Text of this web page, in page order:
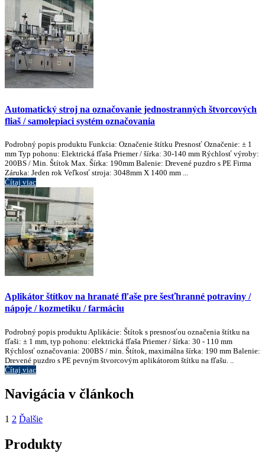
Automatický stroj na označovanie jednostranných štvorcových
fliaš / samolepiaci systém označovania
Podrobný popis produktu Funkcia: Označenie štítku Presnosť Označenie: ± 1
mm Typ pohonu: Elektrická fľaša Priemer / šírka: 30-140 mm Rýchlosť výroby:
200BS / Min. Štítok Max. Šírka: 190mm Balenie: Drevené puzdro s PE Firma
Záruka: Jeden rok Veľkosť stroja: 3048mm X 1400 mm ...
Čítaj viac
Aplikátor štítkov na hranaté fľaše pre šesťhranné potraviny /
nápoje / kozmetiku / farmáciu
Podrobný popis produktu Aplikácie: Štítok s presnosťou označenia štítku na
fľaši: ± 1 mm, typ pohonu: elektrická fľaša Priemer / šírka: 30 - 110 mm
Rýchlosť označovania: 200BS / min. Štítok, maximálna šírka: 190 mm Balenie:
Drevené puzdro s PE pevným štvorcovým aplikátorom štítku na fľašu. ..
Čítaj viac
Navigácia v článkoch
1 2 Ďalšie
Produkty